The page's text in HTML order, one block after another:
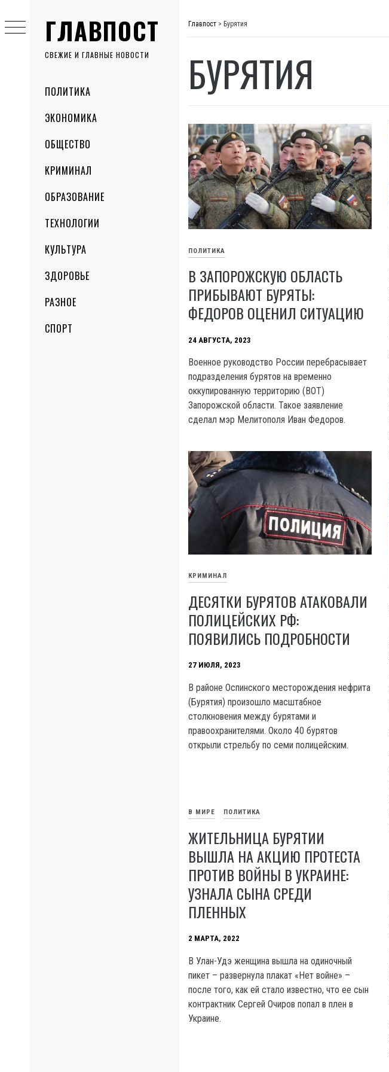
ГЛАВПОСТ
СВЕЖИЕ И ГЛАВНЫЕ НОВОСТИ
MenuПОЛИТИКА
ЭКОНОМИКА
ОБЩЕСТВО
КРИМИНАЛ
ОБРАЗОВАНИЕ
ТЕХНОЛОГИИ
КУЛЬТУРА
ЗДОРОВЬЕ
РАЗНОЕ
СПОРТ
to
content
Главпост > Бурятия
БУРЯТИЯ
ПОЛИТИКА
В ЗАПОРОЖСКУЮ ОБЛАСТЬ
ПРИБЫВАЮТ БУРЯТЫ:
ФЕДОРОВ ОЦЕНИЛ СИТУАЦИЮ
24 АВГУСТА, 2023
Военное руководство России перебрасывает
подразделения бурятов на временно
оккупированную территорию (ВОТ)
Запорожской области. Такое заявление
сделал мэр Мелитополя Иван Федоров.
КРИМИНАЛ
ДЕСЯТКИ БУРЯТОВ АТАКОВАЛИ
ПОЛИЦЕЙСКИХ РФ:
ПОЯВИЛИСЬ ПОДРОБНОСТИ
27 ИЮЛЯ, 2023
B районе Оспинского месторождения нефрита
(Бурятия) произошло масштабное
столкновения между бурятами и
правоохранителями. Около 40 бурятов
открыли стрельбу по семи полицейским.
В МИРЕ ПОЛИТИКА
ЖИТЕЛЬНИЦА БУРЯТИИ
ВЫШЛА НА АКЦИЮ ПРОТЕСТА
ПРОТИВ ВОЙНЫ В УКРАИНЕ:
УЗНАЛА СЫНА СРЕДИ
ПЛЕННЫХ
2 МАРТА, 2022
В Улан-Удэ женщина вышла на одиночный
пикет – развернула плакат «Нет войне» –
после того, как ей стало известно, что ее сын
контрактник Сергей Очиров попал в плен в
Украине.